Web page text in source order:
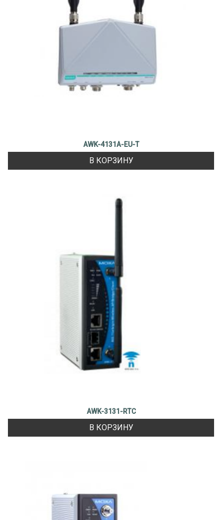
AWK-4131A-EU-T
В КОРЗИНУ
AWK-3131-RTC
В КОРЗИНУ